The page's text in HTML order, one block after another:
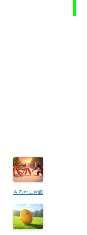
さるかに合戦